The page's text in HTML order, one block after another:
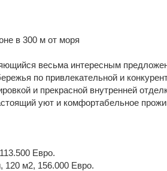
в 300 м от моря
весьма интересным
по привлекательной и
и прекрасной внутренней
уют и комфортабельное
Евро.
120 м2, 156.000 Евро.